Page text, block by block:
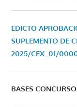
EDICTO
SUPLEMENTO DE
2025/CEX_01/
BASES